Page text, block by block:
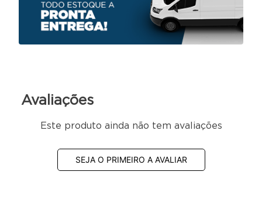
Com madeira certificada de reflorestamento
Avaliações
Este produto ainda não tem avaliações
SEJA O PRIMEIRO A AVALIAR